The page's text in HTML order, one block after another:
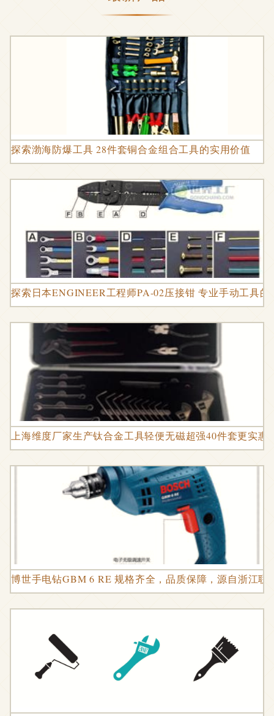
探索渤海防爆工具 28件套铜合金组合工具的实用价值
探索日本ENGINEER工程师PA-02压接钳 专业手动工具的
上海维度厂家生产钛合金工具轻便无磁超强40件套更实
博世手电钻GBM 6 RE 规格齐全，品质保障，源自浙江联